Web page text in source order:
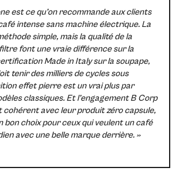
est ce qu’on recommande aux clients
intense sans machine électrique. La
simple, mais la qualité de la
font une vraie différence sur la
Made in Italy sur la soupape,
tenir des milliers de cycles sous
effet pierre est un vrai plus par
classiques. Et l’engagement B Corp
cohérent avec leur produit zéro capsule,
bon choix pour ceux qui veulent un café
avec une belle marque derrière. »